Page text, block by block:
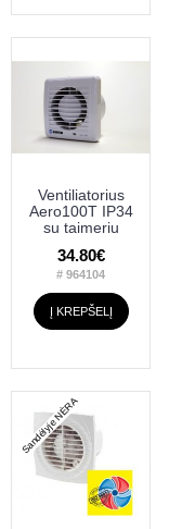
Ventiliatorius
Aero100T IP34
su taimeriu
34.80€
# 964104
Į KREPŠELĮ
Sandėlyje NĖRA